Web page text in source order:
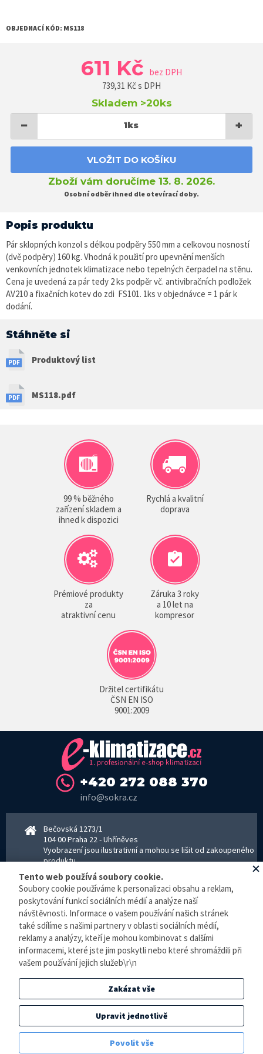
OBJEDNACÍ KÓD: MS118
611 Kč bez DPH
739,31 Kč s DPH
Skladem >20ks
− 1ks +
VLOŽIT DO KOŠÍKU
Zboží vám doručíme 13. 8. 2026.
Osobní odběr ihned dle otevírací doby.
Popis produktu
Pár sklopných konzol s délkou podpěry 550 mm a celkovou nosností
(dvě podpěry) 160 kg. Vhodná k použití pro upevnění menších
venkovních jednotek klimatizace nebo tepelných čerpadel na stěnu.
Cena je uvedená za pár tedy 2 ks podpěr vč. antivibračních podložek
AV210 a fixačních kotev do zdi FS101. 1ks v objednávce = 1 pár k
dodání.
Stáhněte si
Produktový list
MS118.pdf
99 % běžného
zařízení skladem a
ihned k dispozici
Rychlá a kvalitní
doprava
Prémiové produkty
za
atraktivní cenu
Záruka 3 roky
a 10 let na
kompresor
Držitel certifikátu
ČSN EN ISO
9001:2009
+420 272 088 370
info@sokra.cz
Bečovská 1273/1
104 00 Praha 22 - Uhříněves
Vyobrazení jsou ilustrativní a mohou se lišit od zakoupeného
produktu.
www.sokra.cz│www.haier-klimatizace.cz
Otevírací doba
Pondělí–Pátek 8–16:30 hodin - kancelář
Pondělí–pátek 8–16:00 hodin - sklad
Zpracování osobních údajů
© E-klimatizace.cz, všechna práva vyhrazena.
Internetový obchodvytvořilo studioBlueGhost.
Elektronická evidence tržeb je zde prováděna v BĚŽNÉM REŽIMU. Podle zákona o
evidenci tržeb je prodejce povinen vystavit kupujícímu účtenku. Zároveň je povinen
zaevidovat přijatou tržbu u správce daně online, v případě technického výpadku pak
nejpozději do 48 hodin.
Tento web používá soubory cookie.
Soubory cookie používáme k personalizaci obsahu a reklam,
poskytování funkcí sociálních médií a analýze naší
návštěvnosti. Informace o vašem používání našich stránek
také sdílíme s našimi partnery v oblasti sociálních médií,
reklamy a analýzy, kteří je mohou kombinovat s dalšími
informacemi, které jste jim poskytli nebo které shromáždili při
vašem používání jejich služeb\r\n
Zakázat vše
Upravit jednotlivě
Povolit vše